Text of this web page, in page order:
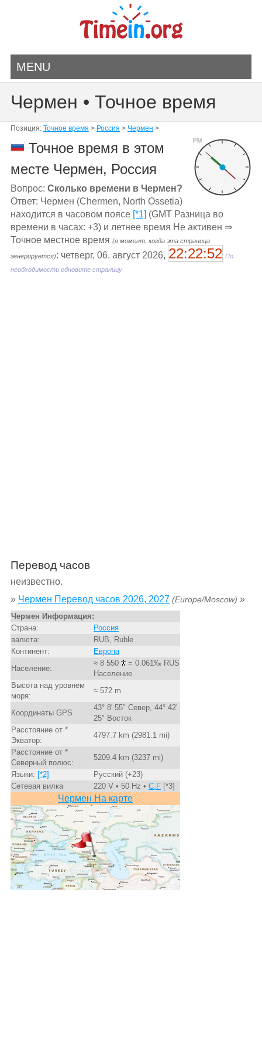
MENU
Чермен • Точное время
Позиция: Точное время > Россия > Чермен >
PM
Точное время в этом
месте Чермен, Россия
Вопрос: Сколько времени в Чермен?
Ответ: Чермен (Chermen, North Ossetia)
находится в часовом поясе [*1] (GMT Разница во
времени в часах: +3) и летнее время Не активен ⇒
Точное местное время (в момент, когда эта страница
генерируется): четверг, 06. август 2026, 22:22:52 По
необходимости обновите страницу
Перевод часов
неизвестно.
» Чермен Перевод часов 2026, 2027 (Europe/Moscow) »
Чермен Информация:
Страна:
Россия
валюта:
RUB, Ruble
Континент:
Европа
Население:
≈ 8 550
= 0.061‰ RUS
Население
Высота над уровнем
моря:
≈ 572 m
Координаты GPS
43° 8' 55" Север, 44° 42'
25" Восток
Расстояние от *
Экватор:
4797.7 km (2981.1 mi)
Расстояние от *
Северный полюс:
5209.4 km (3237 mi)
Языки: [*2]
Русский (+23)
Сетевая вилка
220 V • 50 Hz • C,F[*3]
Чермен На карте